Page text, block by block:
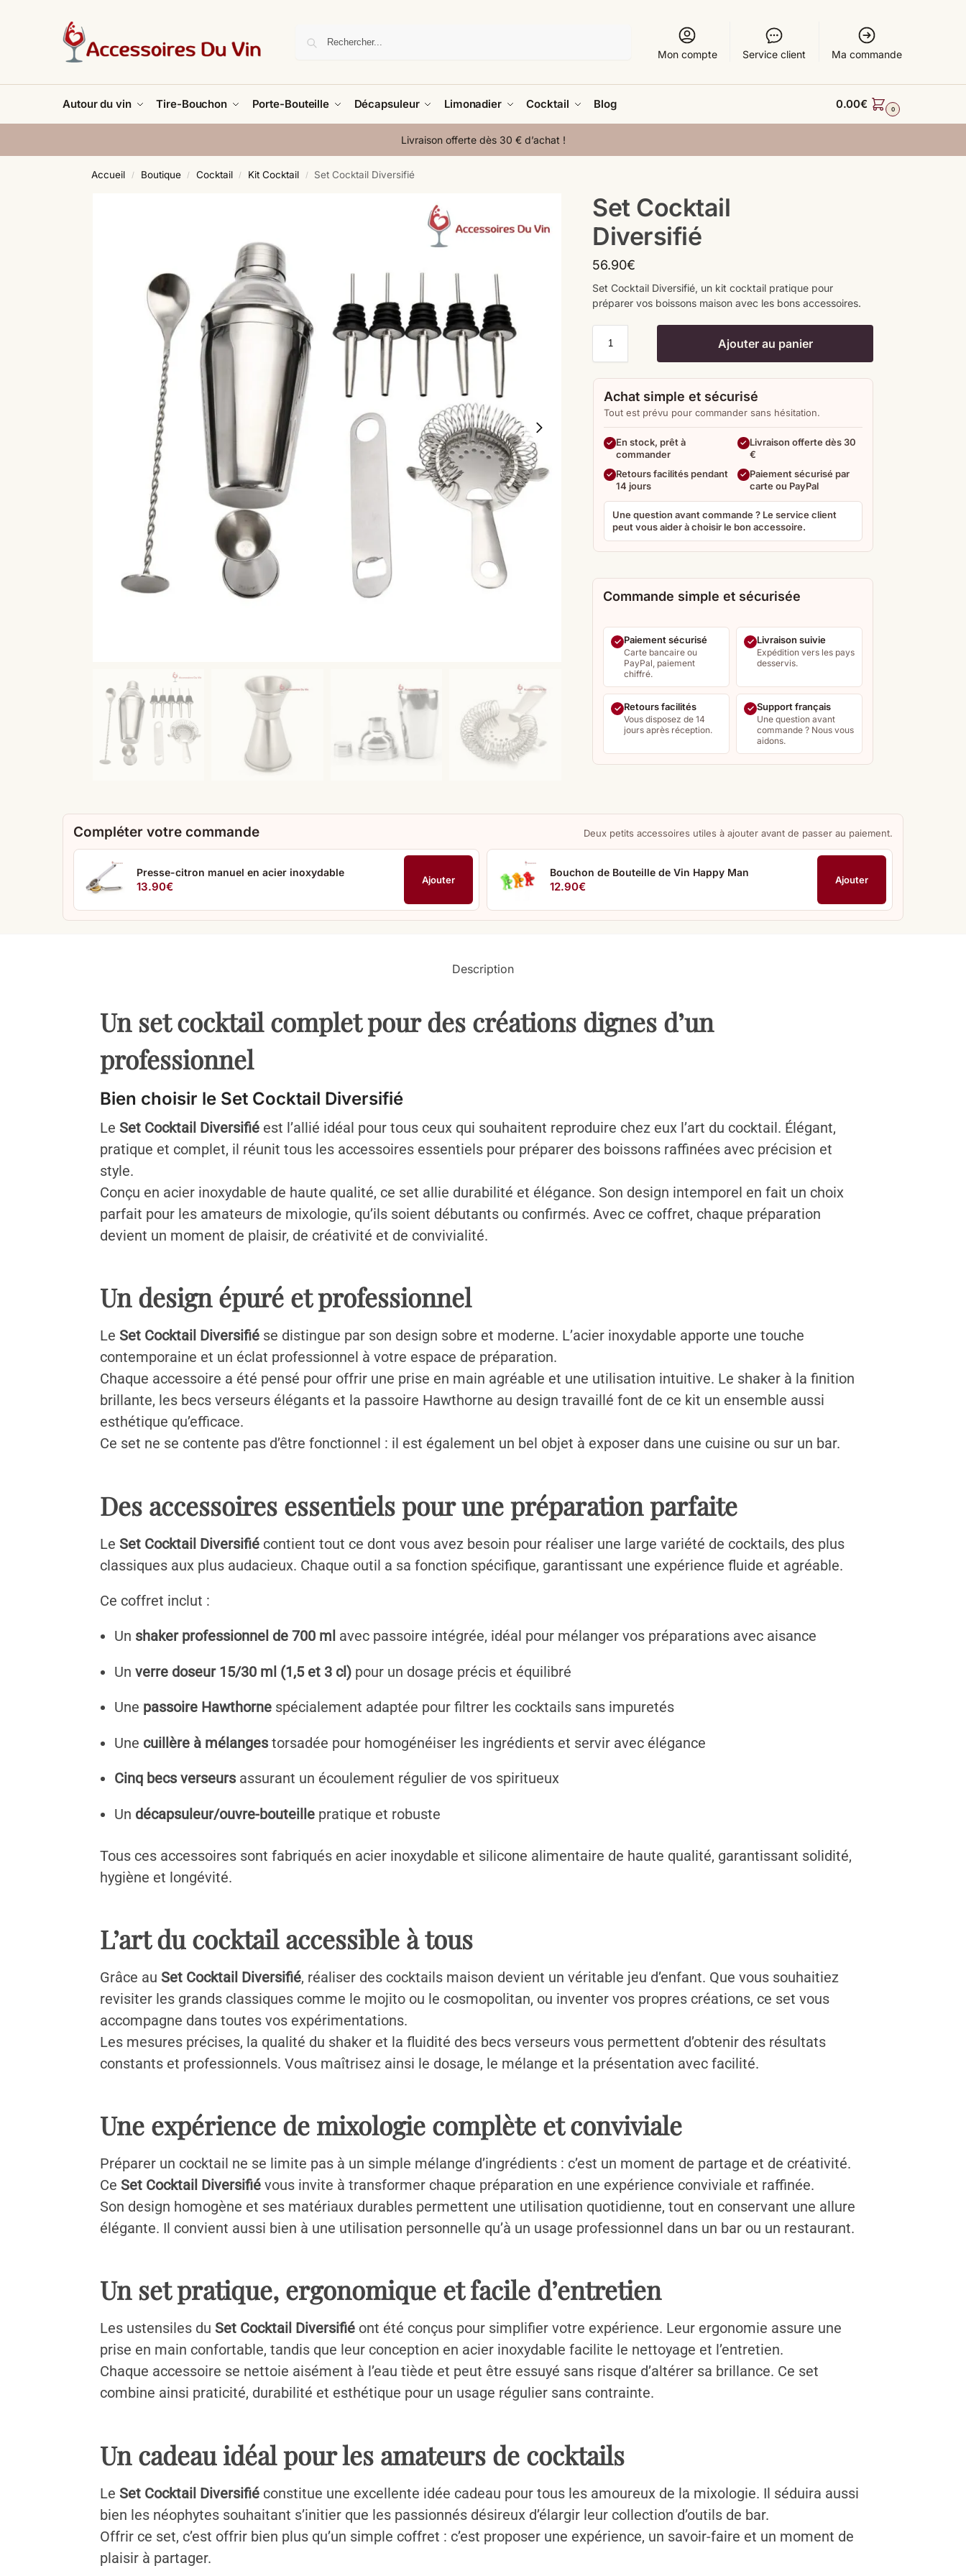
Mon compte Service client Ma commande
Autour du vin Tire-Bouchon Porte-Bouteille Décapsuleur Limonadier Cocktail Blog 0.00€ 0
Livraison offerte dès 30 € d’achat !
Accueil / Boutique / Cocktail / Kit Cocktail / Set Cocktail Diversifié
Set Cocktail
Diversifié
56.90€
Set Cocktail Diversifié, un kit cocktail pratique pour
préparer vos boissons maison avec les bons accessoires.
Ajouter au panier
Achat simple et sécurisé
Tout est prévu pour commander sans hésitation.
En stock, prêt à
commander
Livraison offerte dès 30
€
Retours facilités pendant
14 jours
Paiement sécurisé par
carte ou PayPal
Une question avant commande ? Le service client
peut vous aider à choisir le bon accessoire.
Commande simple et sécurisée
Paiement sécurisé
Carte bancaire ou
PayPal, paiement
chiffré.
Livraison suivie
Expédition vers les pays
desservis.
Retours facilités
Vous disposez de 14
jours après réception.
Support français
Une question avant
commande ? Nous vous
aidons.
Compléter votre commande Deux petits accessoires utiles à ajouter avant de passer au paiement.
Presse-citron manuel en acier inoxydable
13.90€
Ajouter
Bouchon de Bouteille de Vin Happy Man
12.90€
Ajouter
Description
Un set cocktail complet pour des créations dignes d’un
professionnel
Bien choisir le Set Cocktail Diversifié
LeSet Cocktail Diversifié est l’allié idéal pour tous ceux qui souhaitent reproduire chez eux l’art du cocktail. Élégant,
pratique et complet, il réunit tous les accessoires essentiels pour préparer des boissons raffinées avec précision et
style.
Conçu en acier inoxydable de haute qualité, ce set allie durabilité et élégance. Son design intemporel en fait un choix
parfait pour les amateurs de mixologie, qu’ils soient débutants ou confirmés. Avec ce coffret, chaque préparation
devient un moment de plaisir, de créativité et de convivialité.
Un design épuré et professionnel
LeSet Cocktail Diversifié se distingue par son design sobre et moderne. L’acier inoxydable apporte une touche
contemporaine et un éclat professionnel à votre espace de préparation.
Chaque accessoire a été pensé pour offrir une prise en main agréable et une utilisation intuitive. Le shaker à la finition
brillante, les becs verseurs élégants et la passoire Hawthorne au design travaillé font de ce kit un ensemble aussi
esthétique qu’efficace.
Ce set ne se contente pas d’être fonctionnel : il est également un bel objet à exposer dans une cuisine ou sur un bar.
Des accessoires essentiels pour une préparation parfaite
LeSet Cocktail Diversifié contient tout ce dont vous avez besoin pour réaliser une large variété de cocktails, des plus
classiques aux plus audacieux. Chaque outil a sa fonction spécifique, garantissant une expérience fluide et agréable.
Ce coffret inclut :
Un shaker professionnel de 700 ml avec passoire intégrée, idéal pour mélanger vos préparations avec aisance
Unverre doseur 15/30 ml (1,5 et 3 cl) pour un dosage précis et équilibré
Une passoire Hawthorne spécialement adaptée pour filtrer les cocktails sans impuretés
Une cuillère à mélangestorsadée pour homogénéiser les ingrédients et servir avec élégance
Cinq becs verseursassurant un écoulement régulier de vos spiritueux
Un décapsuleur/ouvre-bouteille pratique et robuste
Tous ces accessoires sont fabriqués en acier inoxydable et silicone alimentaire de haute qualité, garantissant solidité,
hygiène et longévité.
L’art du cocktail accessible à tous
Grâce auSet Cocktail Diversifié, réaliser des cocktails maison devient un véritable jeu d’enfant. Que vous souhaitiez
revisiter les grands classiques comme le mojito ou le cosmopolitan, ou inventer vos propres créations, ce set vous
accompagne dans toutes vos expérimentations.
Les mesures précises, la qualité du shaker et la fluidité des becs verseurs vous permettent d’obtenir des résultats
constants et professionnels. Vous maîtrisez ainsi le dosage, le mélange et la présentation avec facilité.
Une expérience de mixologie complète et conviviale
Préparer un cocktail ne se limite pas à un simple mélange d’ingrédients : c’est un moment de partage et de créativité.
CeSet Cocktail Diversifié vous invite à transformer chaque préparation en une expérience conviviale et raffinée.
Son design homogène et ses matériaux durables permettent une utilisation quotidienne, tout en conservant une allure
élégante. Il convient aussi bien à une utilisation personnelle qu’à un usage professionnel dans un bar ou un restaurant.
Un set pratique, ergonomique et facile d’entretien
Les ustensiles duSet Cocktail Diversifié ont été conçus pour simplifier votre expérience. Leur ergonomie assure une
prise en main confortable, tandis que leur conception en acier inoxydable facilite le nettoyage et l’entretien.
Chaque accessoire se nettoie aisément à l’eau tiède et peut être essuyé sans risque d’altérer sa brillance. Ce set
combine ainsi praticité, durabilité et esthétique pour un usage régulier sans contrainte.
Un cadeau idéal pour les amateurs de cocktails
LeSet Cocktail Diversifié constitue une excellente idée cadeau pour tous les amoureux de la mixologie. Il séduira aussi
bien les néophytes souhaitant s’initier que les passionnés désireux d’élargir leur collection d’outils de bar.
Offrir ce set, c’est offrir bien plus qu’un simple coffret : c’est proposer une expérience, un savoir-faire et un moment de
plaisir à partager.